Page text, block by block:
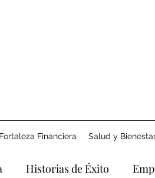
Fortaleza Financiera Salud y
Historias de Éxito